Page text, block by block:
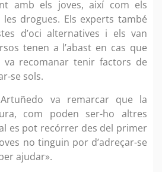
amb els joves, així com els
les drogues. Els experts també
d’oci alternatives i els van
tenen a l’abast en cas que
va recomanar tenir factors de
se sols.
Artuñedo va remarcar que la
com poden ser-ho altres
es pot recórrer des del primer
no tinguin por d’adreçar-se
ajudar».